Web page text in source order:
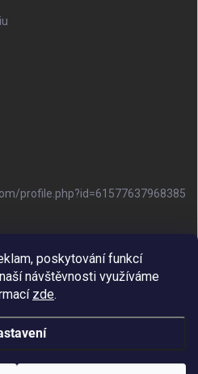
poskytování funkcí
návštěvnosti využíváme
zde.
profile.php?id=61577637968385
práva vyhrazena.Upravit nastavení